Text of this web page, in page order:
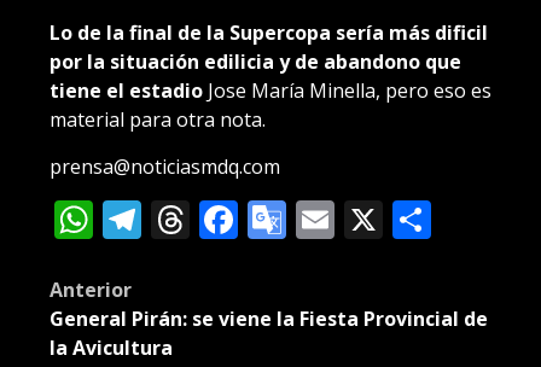
Lo de la final de la Supercopa sería más dificil
por la situación edilicia y de abandono que
tiene el estadio Jose María Minella, pero eso es
material para otra nota.
prensa@noticiasmdq.com
WhatsApp
Telegram
Threads
Facebook
Google
Email
X
Post
navigation
Anterior
General Pirán: se viene la Fiesta Provincial de
la Avicultura